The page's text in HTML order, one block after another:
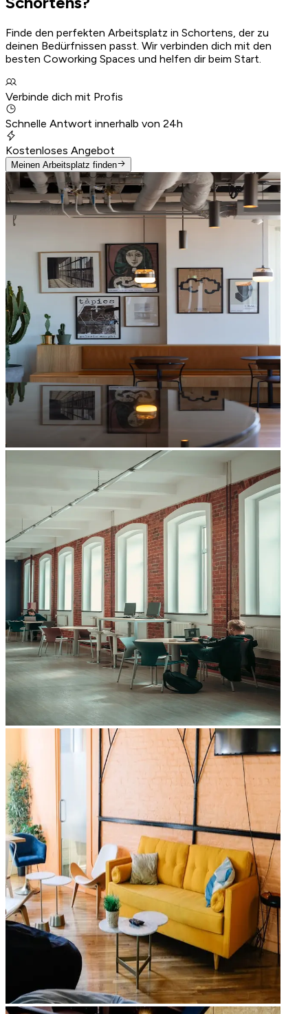
Finde den perfekten Arbeitsplatz in Schortens, der zu
deinen Bedürfnissen passt. Wir verbinden dich mit den
besten Coworking Spaces und helfen dir beim Start.
Verbinde dich mit Profis
Schnelle Antwort innerhalb von 24h
Kostenloses Angebot
Meinen Arbeitsplatz finden